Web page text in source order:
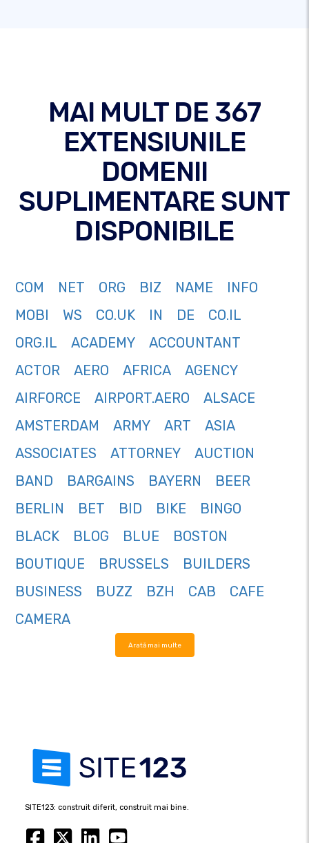
MAI MULT DE 367
EXTENSIUNILE
DOMENII
SUPLIMENTARE SUNT
DISPONIBILE
COM NET ORG BIZ NAME
INFO
MOBI
WS CO.UK IN DE
CO.IL
ORG.IL
ACADEMY
ACCOUNTANT
ACTOR
AERO AFRICA
AGENCY
AIRFORCE
AIRPORT.AERO
ALSACE
AMSTERDAM
ARMY ART
ASIA
ASSOCIATES
ATTORNEY
AUCTION
BAND
BARGAINS BAYERN
BEER
BERLIN
BET BID BIKE
BINGO
BLACK
BLOG BLUE
BOSTON
BOUTIQUE
BRUSSELS
BUILDERS
BUSINESS
BUZZ BZH CAB
CAFE
CAMERA
Arată mai multe
SITE123: construit diferit, construit mai bine.